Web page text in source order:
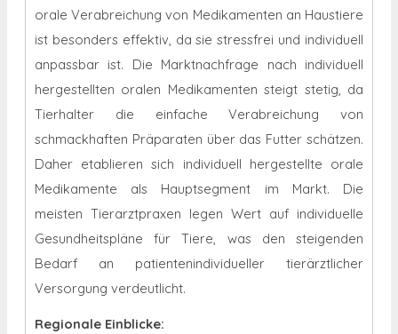
orale Verabreichung von Medikamenten an Haustiere
ist besonders effektiv, da sie stressfrei und individuell
anpassbar ist. Die Marktnachfrage nach individuell
hergestellten oralen Medikamenten steigt stetig, da
Tierhalter die einfache Verabreichung von
schmackhaften Präparaten über das Futter schätzen.
Daher etablieren sich individuell hergestellte orale
Medikamente als Hauptsegment im Markt. Die
meisten Tierarztpraxen legen Wert auf individuelle
Gesundheitspläne für Tiere, was den steigenden
Bedarf an patientenindividueller tierärztlicher
Versorgung verdeutlicht.
Regionale Einblicke: